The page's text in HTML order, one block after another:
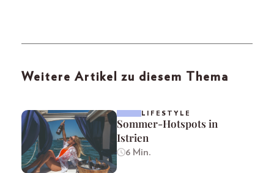
Weitere Artikel zu diesem Thema
LIFESTYLE
Sommer-Hotspots in
Istrien
6 Min.